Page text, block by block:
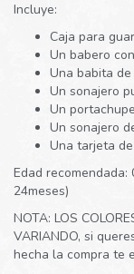
Incluye:
Caja para
Un babero
Una babita
Un sonajero
Un
Un sonajero
Una tarjeta
Edad
24meses)
NOTA: LOS
VARIANDO, si
hecha la compra te